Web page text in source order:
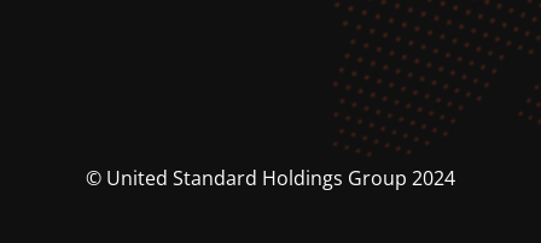
© United Standard Holdings Group 2024